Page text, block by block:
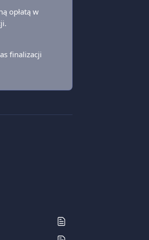
opłatą w
finalizacji